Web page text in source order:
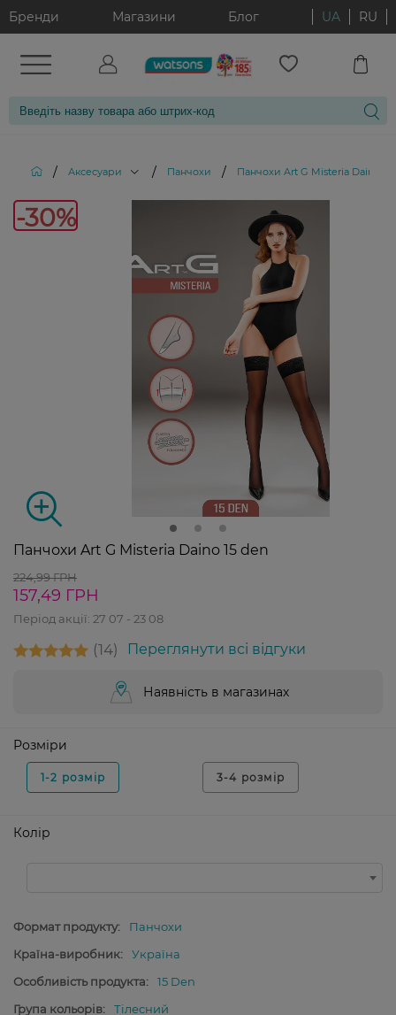
Бренди Магазини Блог UA RU
/ Аксесуари / Панчохи / Панчохи Art G Misteria Daino 15
-30%
Панчохи Art G Misteria Daino 15 den
224,99 ГРН
157,49 ГРН
Період акції: 27 07 - 23 08
14 Переглянути всі відгуки
Наявність в магазинах
Розміри
1-2 розмір 3-4 розмір
Колір
Формат продукту:
Панчохи
Країна-виробник:
Україна
Особливість продукта:
15 Den
Група кольорів:
Тілесний